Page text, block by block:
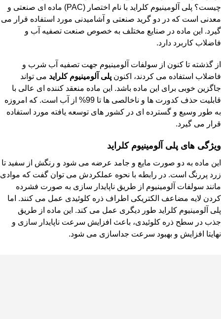
چیست؟ پلی آلومینیوم کلراید
با نام اختصار (PAC) ماده ای صنعتی و
معدنی است که در دو گرید صنعتی و آشامیدنی مورد استفاده قرار می
گیرد. این ماده در صنایع مختلف به خصوص صنعت تصفیه آب و
فاضلاب کاربرد دارد.
از گذشته تا کنون از سولفات آلومینیوم جهت تصفیه آب شرب و
فاضلاب استفاده می کردند، اکنون پلی آلومینیوم کلراید می تواند
جاگزین خوبی برای این ماده باشد. این ماده منعقد کننده ای عالی با
قابلیت حذف کدورت ها و ناخالصی ها تا 99% از آب است. که امروزه
به طور وسیع و گسترده ای در کشور های توسعه یافته مورد استفاده
قرار می گیرد.
ویژگی های پلی آلومینیوم کلراید
این ماده به دو صورت مایع و جامد عرضه می شود و رنگش از سفید تا
زرد پررنگ است. در رابطه با نحوه عملکردش می توان گفت که موادی
مانند سولفات آلومینیوم از طریق ناپایدار سازی به صورت فشرده
کردن لایه مضاعف الکتریکی اطراف ذره کلوئیدی عمل می کنند. اما
پلی آلومینیوم کلراید طور دیگری عمل می کند. این ماده از طریق
جذب در سطح ذره کلوئیدی، باعث افزایش سرعت ناپایدار سازی و
نهایتا افزایش و بهبود سرعت جداسازی می شود.